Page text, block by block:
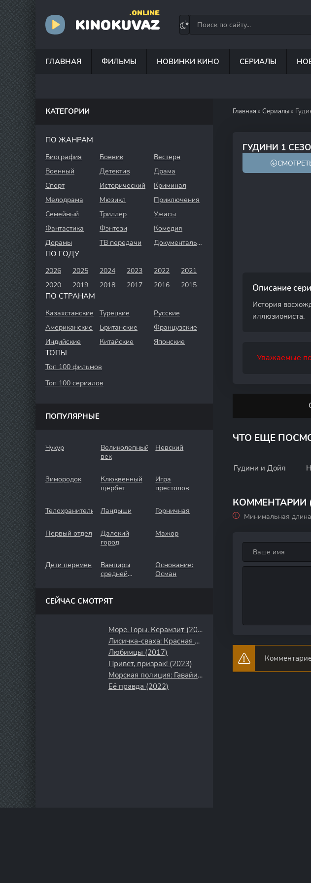
KINOKUVAZ
.ONLINE
ГЛАВНАЯ ФИЛЬМЫ НОВИНКИ КИНО СЕРИАЛЫ
Главная » Сериалы »
ГУДИНИ 1
7.5 7.3
Описание
История
иллюзиониста.
Уважаемые
ЧТО ЕЩЕ
Гудини и Дойл
КОММЕНТАРИИ
Минимальная
КАТЕГОРИИ
ПО ЖАНРАМ
Биография Боевик
Вестерн
Военный
Детектив
Драма
Спорт
Исторический
Криминал
Мелодрама
Мюзикл
Приключения
Семейный
Триллер
Ужасы
Фантастика
Фэнтези
Комедия
Дорамы
ТВ передачи Документальный
ПО ГОДУ
2026 2025 2024 2023 2022
2021
2020
2019 2018 2017 2016 2015
ПО СТРАНАМ
Казахстанские Турецкие
Русские
Американские
Британские
Французские
Индийские
Китайские Японские
ТОПЫ
Топ 100 фильмов
Топ 100 сериалов
ПОПУЛЯРНЫЕ
Чукур
Великолепный
век
Невский
Зимородок
Клюквенный
щербет
Игра
престолов
Телохранители Ландыши Горничная
Первый отдел
Далёкий
город
Мажор
Дети перемен
Вампиры
средней
Основание:
Осман
СЕЙЧАС СМОТРЯТ
Море. Горы. Керамзит (2014)
Лисичка-сваха: Красная луна (2024)
Любимцы (2017)
Привет, призрак! (2023)
Морская полиция: Гавайи (2021)
Её правда (2022)